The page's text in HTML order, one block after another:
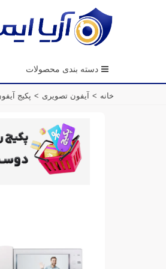
دسته بندی محصولات
خانه > آیفون تصویری > پکیج